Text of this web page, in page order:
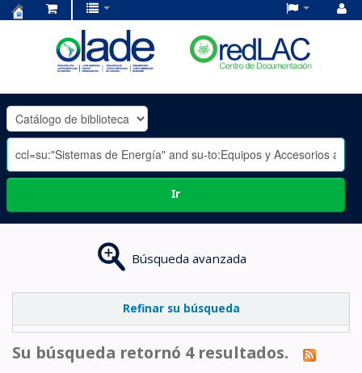
OLADE
-
Ir
Búsqueda avanzada
Refinar su búsqueda
Su búsqueda retornó 4 resultados.